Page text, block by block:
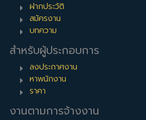
ฝากประวัติ
สมัครงาน
บทความ
สำหรับผู้ประกอบการ
ลงประกาศงาน
หาพนักงาน
ราคา
งานตามการจ้างงาน